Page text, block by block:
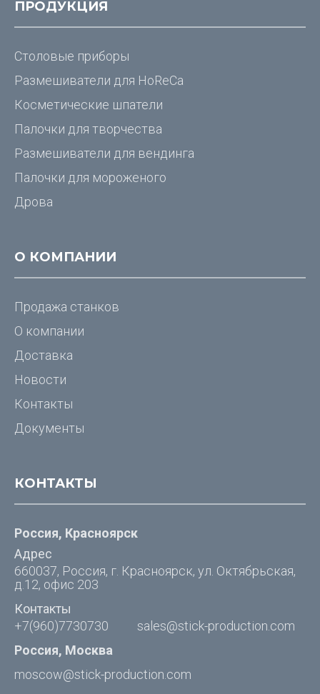
ПРОДУКЦИЯ
Столовые приборы
Размешиватели для HoReCa
Косметические шпатели
Палочки для творчества
Размешиватели для вендинга
Палочки для мороженого
Дрова
О КОМПАНИИ
Продажа станков
О компании
Доставка
Новости
Контакты
Документы
КОНТАКТЫ
Россия, Красноярск
Адрес
660037, Россия, г. Красноярск, ул. Октябрьская,
д.12, офис 203
Контакты
+7(960)7730730
sales@stick-production.com
Россия, Москва
moscow@stick-production.com